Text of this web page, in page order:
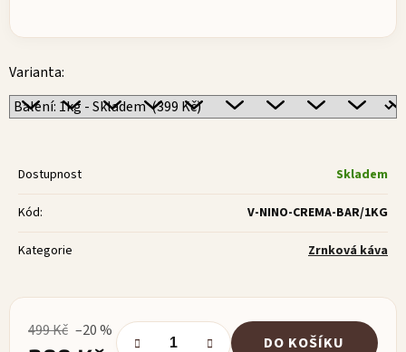
Varianta:
Dostupnost Skladem
Kód: V-NINO-CREMA-BAR/1KG
Kategorie Zrnková káva
499 Kč –20 %
DO KOŠÍKU